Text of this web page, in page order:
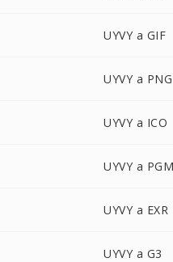
UYVY a GIF
UYVY a PNG
UYVY a ICO
UYVY a
UYVY a EXR
UYVY a G3